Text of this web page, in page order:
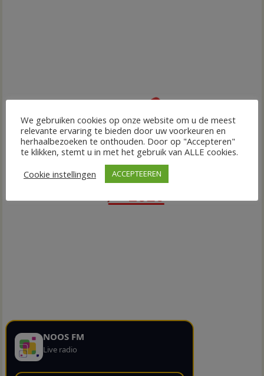
NOOS FM
Live radio
We gebruiken cookies op onze website om u de meest
relevante ervaring te bieden door uw voorkeuren en
herhaalbezoeken te onthouden. Door op "Accepteren"
te klikken, stemt u in met het gebruik van ALLE cookies.
Cookie instellingen
ACCEPTEEREN